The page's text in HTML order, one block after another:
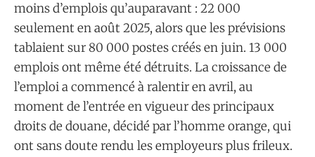
moins d’emplois qu’auparavant : 22 000
seulement en août 2025, alors que les prévisions
tablaient sur 80 000 postes créés en juin. 13 000
emplois ont même été détruits. La croissance de
l’emploi a commencé à ralentir en avril, au
moment de l’entrée en vigueur des principaux
droits de douane, décidé par l’homme orange, qui
ont sans doute rendu les employeurs plus frileux.